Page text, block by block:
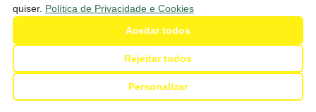
Venda
Apartamento com 02 dormitórios + 01 suíte à
quiser. Política de Privacidade e Cookies
Aceitar todos
Rejeitar todos
Personalizar